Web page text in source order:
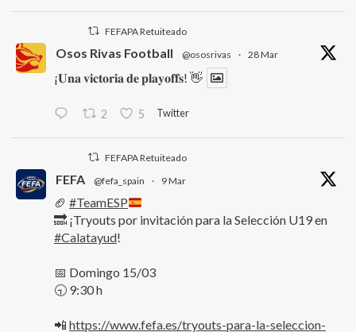
FEFAPA Retuiteado
Osos Rivas Football @ososrivas · 28 Mar
¡𝐔𝐧𝐚 𝐯𝐢𝐜𝐭𝐨𝐫𝐢𝐚 𝐝𝐞 𝐩𝐥𝐚𝐲𝐨𝐟𝐟𝐬! 👋
2 5 Twitter
FEFAPA Retuiteado
FEFA @fefa_spain · 9 Mar
🏈 #TeamESP
🔜 ¡Tryouts por invitación para la Selección U19 en
#Calatayud!
📅 Domingo 15/03
🕤 9:30 h
📲 https://www.fefa.es/tryouts-para-la-seleccion-